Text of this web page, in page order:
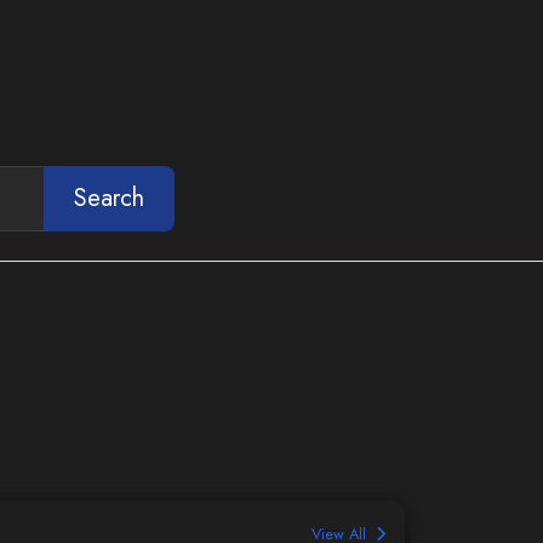
Search
View All